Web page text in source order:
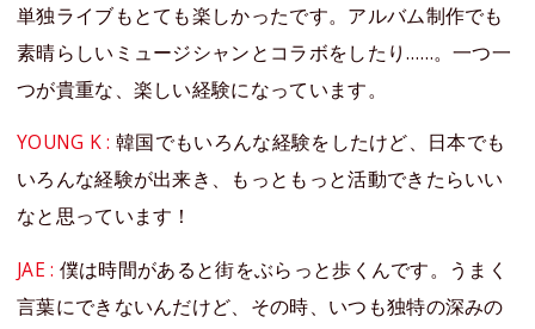
単独ライブもとても楽しかったです。アルバム制作でも
素晴らしいミュージシャンとコラボをしたり……。一つ一
つが貴重な、楽しい経験になっています。
YOUNG K :韓国でもいろんな経験をしたけど、日本でも
いろんな経験が出来き、もっともっと活動できたらいい
なと思っています！
JAE : 僕は時間があると街をぶらっと歩くんです。うまく
言葉にできないんだけど、その時、いつも独特の深みの